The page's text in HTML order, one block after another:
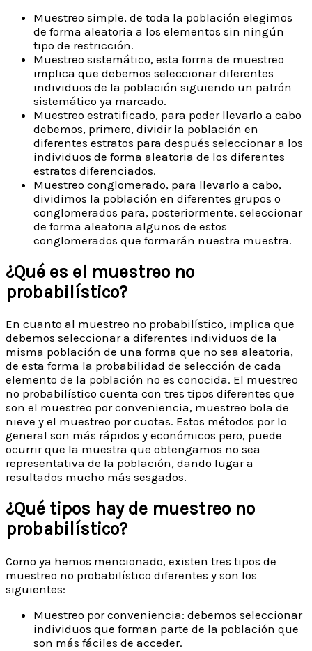
Muestreo simple, de toda la población elegimos
de forma aleatoria a los elementos sin ningún
tipo de restricción.
Muestreo sistemático, esta forma de muestreo
implica que debemos seleccionar diferentes
individuos de la población siguiendo un patrón
sistemático ya marcado.
Muestreo estratificado, para poder llevarlo a cabo
debemos, primero, dividir la población en
diferentes estratos para después seleccionar a los
individuos de forma aleatoria de los diferentes
estratos diferenciados.
Muestreo conglomerado, para llevarlo a cabo,
dividimos la población en diferentes grupos o
conglomerados para, posteriormente, seleccionar
de forma aleatoria algunos de estos
conglomerados que formarán nuestra muestra.
¿Qué es el muestreo no
probabilístico?
En cuanto al muestreo no probabilístico, implica que
debemos seleccionar a diferentes individuos de la
misma población de una forma que no sea aleatoria,
de esta forma la probabilidad de selección de cada
elemento de la población no es conocida. El muestreo
no probabilístico cuenta con tres tipos diferentes que
son el muestreo por conveniencia, muestreo bola de
nieve y el muestreo por cuotas. Estos métodos por lo
general son más rápidos y económicos pero, puede
ocurrir que la muestra que obtengamos no sea
representativa de la población, dando lugar a
resultados mucho más sesgados.
¿Qué tipos hay de muestreo no
probabilístico?
Como ya hemos mencionado, existen tres tipos de
muestreo no probabilístico diferentes y son los
siguientes:
Muestreo por conveniencia: debemos seleccionar
individuos que forman parte de la población que
son más fáciles de acceder.